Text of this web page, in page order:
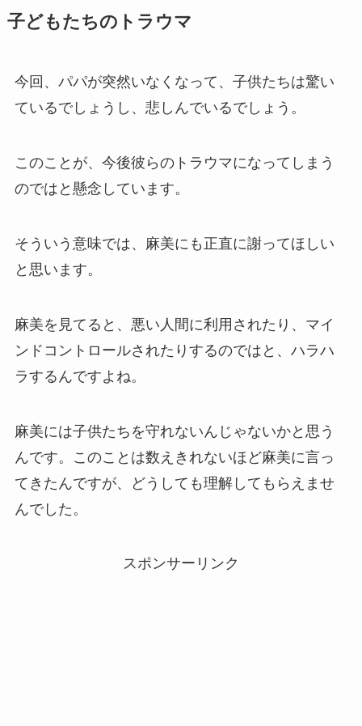
子どもたちのトラウマ
今回、パパが突然いなくなって、子供たちは驚い
ているでしょうし、悲しんでいるでしょう。
このことが、今後彼らのトラウマになってしまう
のではと懸念しています。
そういう意味では、麻美にも正直に謝ってほしい
と思います。
麻美を見てると、悪い人間に利用されたり、マイ
ンドコントロールされたりするのではと、ハラハ
ラするんですよね。
麻美には子供たちを守れないんじゃないかと思う
んです。このことは数えきれないほど麻美に言っ
てきたんですが、どうしても理解してもらえませ
んでした。
スポンサーリンク